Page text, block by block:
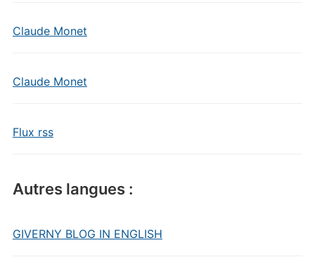
Claude Monet
Claude Monet
Flux rss
Autres langues :
GIVERNY BLOG IN ENGLISH